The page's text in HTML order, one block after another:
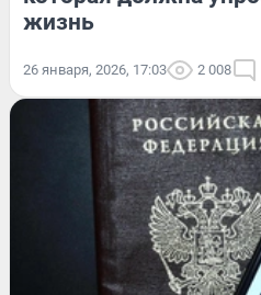
жизнь
26 января, 2026, 17:03 2 008